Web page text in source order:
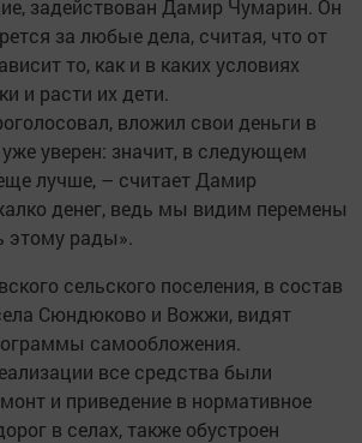
задействован Дамир Чумарин. Он
за любые дела, считая, что от
то, как и в каких условиях
и расти их дети.
вложил свои деньги в
уверен: значит, в следующем
лучше, – считает Дамир
денег, ведь мы видим перемены
этому рады».
сельского поселения, в состав
Сюндюково и Вожжи, видят
самообложения.
все средства были
и приведение в нормативное
в селах, также обустроен